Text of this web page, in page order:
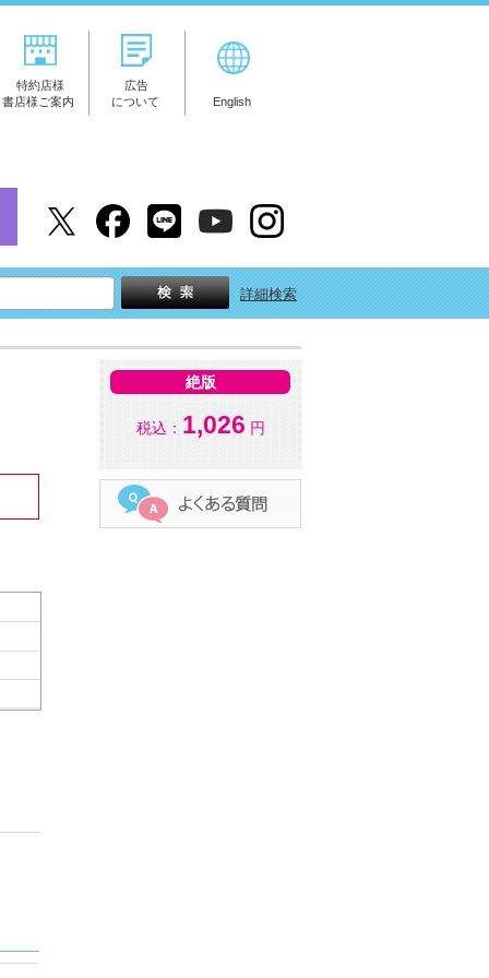
特約店様
書店様ご案内
広告
について
English
詳細検索
絶版
税込： 1,026 円